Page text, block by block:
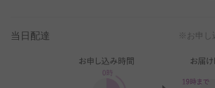
当日配達 ※お申し